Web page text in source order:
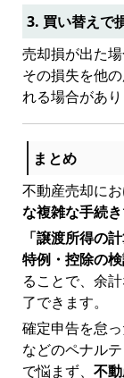
3. 買い替えで
売却損が出た
その損失を他
れる場合があり
まとめ
不動産売却にお
な複雑な手続き
「譲渡所得の
特例・控除の検
ることで、余
了できます。
確定申告を怠
などのペナル
で悩まず、 不